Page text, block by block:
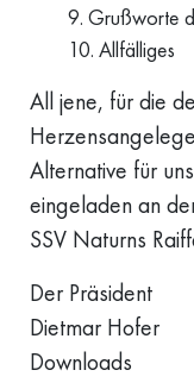
Grußworte
Allfälliges
All jene, für die
Alternative für
eingeladen an
SSV Naturns
Der Präsident
Dietmar Hofer
Downloads